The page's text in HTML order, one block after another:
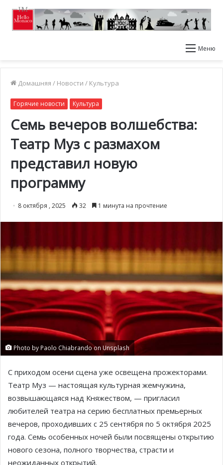
Меню
Домашняя / Новости / Культура
Горячие новости Культура
Семь вечеров волшебства:
Театр Муз с размахом
представил новую
программу
8 октября , 2025 32 1 минута на прочтение
Photo by Paolo Chiabrando on Unsplash
С приходом осени сцена уже освещена прожекторами.
Театр Муз — настоящая культурная жемчужина,
возвышающаяся над Княжеством, — пригласил
любителей театра на серию бесплатных премьерных
вечеров, проходивших с 25 сентября по 5 октября 2025
года. Семь особенных ночей были посвящены открытию
нового сезона, полного творчества, страсти и
неожиданных открытий.